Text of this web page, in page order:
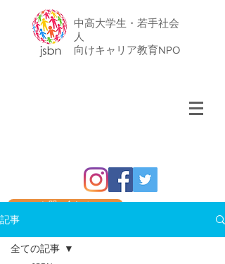
中高大学生・若手社会
人
​向けキャリア教育NPO
お問い合わせ
記事
全ての記事